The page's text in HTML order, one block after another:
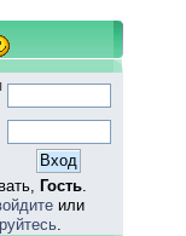
Гость.
или
.